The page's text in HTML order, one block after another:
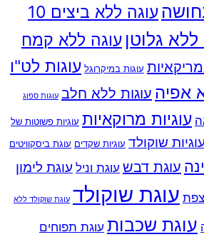
עוגה ללא ביצים 10
ללא גלוטן עוגה ללא קמח
עוגות במיקרוגל עוגות לט"ו
אפיה עוגות ללא חלב עוגות ספוג
עוגיות מרוקאיות עוגיות פשוטות של
עוגיות שוקולד עוגיות שקדים עוגת ביסקוויטים
עוגת דבש עוגת וניל עוגת לימון
עוגת שוקולד עוגת שוקולד ללא
עוגת שכבות עוגת תפוחים